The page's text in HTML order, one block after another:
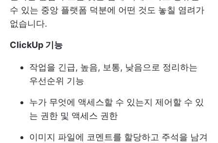
수 있는 중앙 플랫폼 덕분에 어떤 것도 놓칠 염려가
없습니다.
ClickUp 기능
작업을 긴급, 높음, 보통, 낮음으로 정리하는
우선순위 기능
누가 무엇에 액세스할 수 있는지 제어할 수 있
는 권한 및 액세스 권한
이미지 파일에 코멘트를 할당하고 주석을 남겨